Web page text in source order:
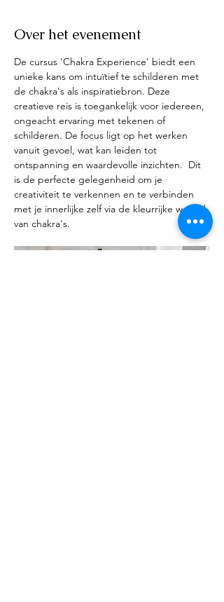
Over het evenement
De cursus 'Chakra Experience' biedt een
unieke kans om intuïtief te schilderen met
de chakra's als inspiratiebron. Deze
creatieve reis is toegankelijk voor iedereen,
ongeacht ervaring met tekenen of
schilderen. De focus ligt op het werken
vanuit gevoel, wat kan leiden tot
ontspanning en waardevolle inzichten.  Dit
is de perfecte gelegenheid om je
creativiteit te verkennen en te verbinden
met je innerlijke zelf via de kleurrijke wereld
van chakra's.